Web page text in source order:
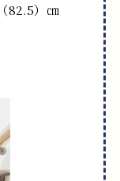
）㎝